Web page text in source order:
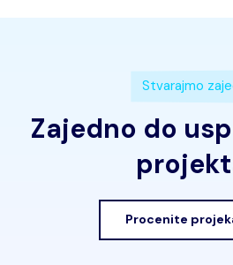
Stvarajmo
Zajedno do
Procenite